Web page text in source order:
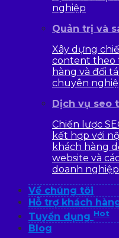
nghiệp
Quản trị và
Xây dựng
content theo
hàng và đối
chuyên
Dịch vụ seo
Chiến lược
kết hợp với
khách hàng
website và
doanh
Về chúng tôi
Hỗ trợ khách
Tuyển dụng Hot
Blog